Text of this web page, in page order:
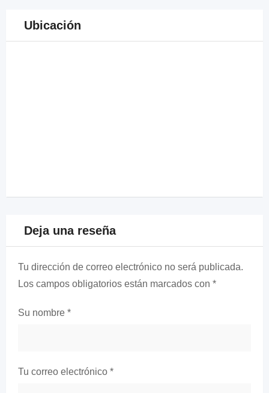
Ubicación
Deja una reseña
Tu dirección de correo electrónico no será publicada.
Los campos obligatorios están marcados con *
Su nombre *
Tu correo electrónico *